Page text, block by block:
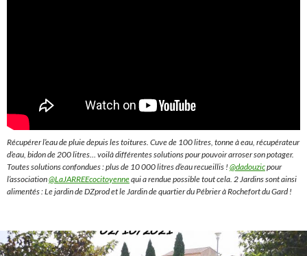
Récupérer l’eau de pluie depuis les toitures. Cuve de 100 litres, tonne à eau, récupérateur
d’eau, bidon de 200 litres… voilà différentes solutions pour pouvoir arroser son potager.
Toutes solutions confondues : plus de 10 000 litres d’eau recueillis ! @dadouzicpour
l’association@LaJARREEcocitoyennequi a rendue possible tout cela. 2 Jardins sont ainsi
alimentés : Le jardin de DZprod et le Jardin de quartier du Pébrier à Rochefort du Gard !